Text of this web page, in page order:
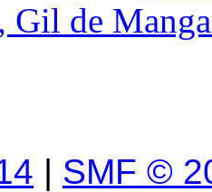
Gil de
| SMF ©